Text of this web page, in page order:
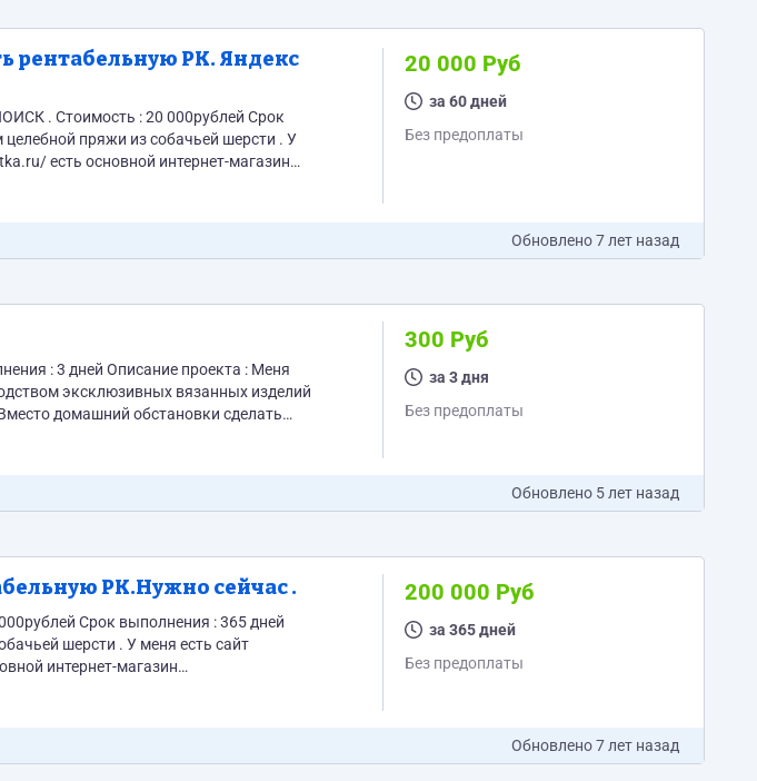
Срок
20 000 Руб
за 60 дней
Без предоплаты
Обновлено7 лет назад
эксклюзивных вязанных изделий
300 Руб
за 3 дня
Без предоплаты
Обновлено 5 лет назад
РК.Нужно сейчас . 200 000 Руб
за 365 дней
Без предоплаты
Обновлено7 лет назад